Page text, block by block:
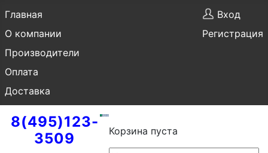
Главная
О компании
Производители
Оплата
Доставка
Вход
Регистрация
8(495)123-
3509
Корзина пуста